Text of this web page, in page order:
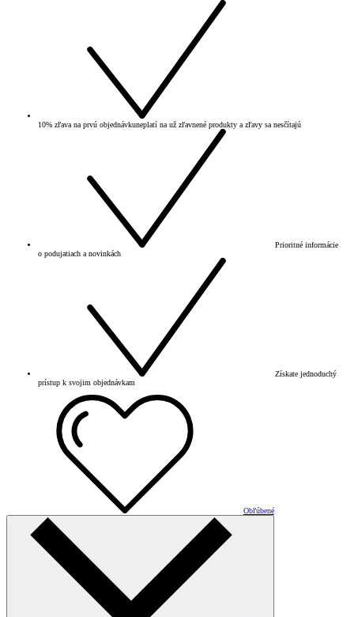
10% zľava na prvú objednávkuneplatí na už zľavnené produkty a zľavy sa nesčítajú
Prioritné informácie
o podujatiach a novinkách
Získate jednoduchý
prístup k svojim objednávkam
Obľúbené